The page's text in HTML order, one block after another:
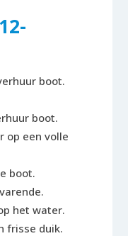
boot.
boot.
op een volle
boot.
het water.
frisse duik.